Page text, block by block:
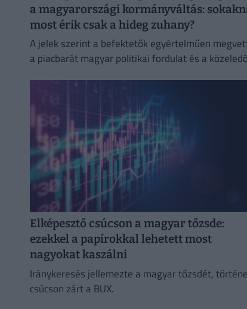
a magyarországi kormányváltás:
most érik csak a hideg zuhany?
A jelek szerint a befektetők egyértelműen
a piacbarát magyar politikai fordulat és a közeledő
Elképesztő csúcson a magyar tőzsde:
ezekkel a papírokkal lehetett most
nagyokat kaszálni
Iránykeresés jellemezte a magyar tőzsdét,
csúcson zárt a BUX.